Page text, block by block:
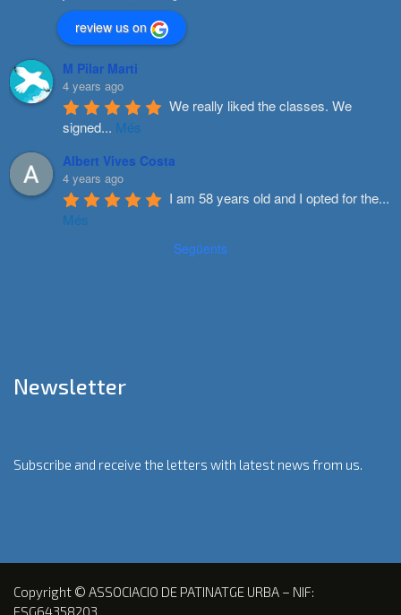
review us on
M Pilar Marti
4 years ago
We really liked the classes. We
signed... Més
Albert Vives Costa
4 years ago
I am 58 years old and I opted for the...
Més
Següents
Newsletter
Subscribe and receive the letters with latest news from us.
Copyright © ASSOCIACIO DE PATINATGE URBA – NIF:
ESG64358203